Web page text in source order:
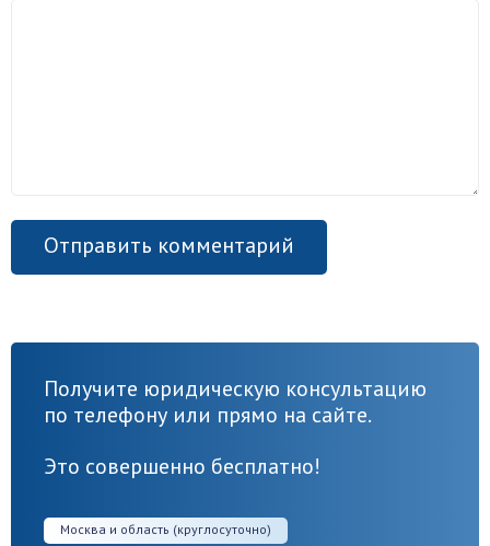
Получите юридическую консультацию
по телефону или прямо на сайте.
Это совершенно бесплатно!
Москва и область (круглосуточно)